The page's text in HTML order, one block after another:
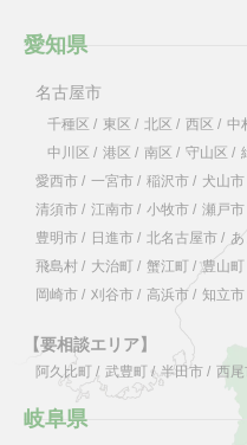
愛知県
名古屋市
千種区 / 東区 / 北区 / 西区 / 中
中川区 / 港区 / 南区 / 守山区 /
愛西市 / 一宮市 / 稲沢市 / 犬山市
清須市 / 江南市 / 小牧市 / 瀬戸市
豊明市 / 日進市 / 北名古屋市 /
飛島村 / 大治町 / 蟹江町 / 豊山町
岡崎市 / 刈谷市 / 高浜市 / 知立市
【要相談エリア】
阿久比町 / 武豊町 / 半田市 / 西
岐阜県